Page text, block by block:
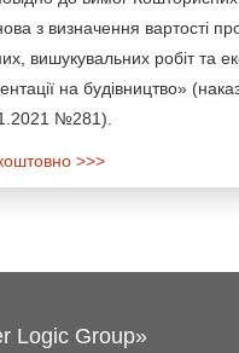
з визначення вартості
вишукувальних робіт та
на будівництво»
№281).
>>>
Logic Group»